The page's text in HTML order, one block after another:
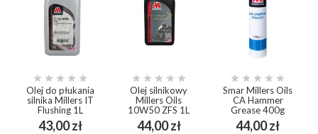
    
Olej do płukania
silnika Millers IT
Flushing 1L
43,00 złCena
    
Olej silnikowy
Millers Oils
10W50 ZFS 1L
44,00 złCena
    
Smar Millers Oils
CA Hammer
Grease 400g
44,00 złCena